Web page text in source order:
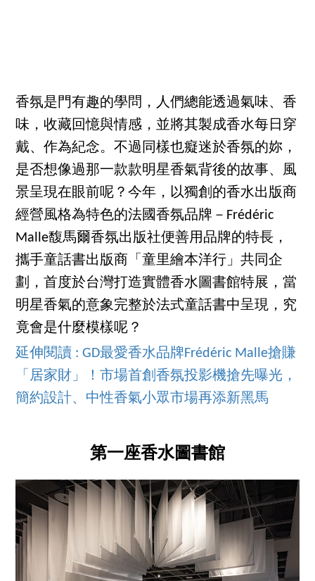
香氛是門有趣的學問，人們總能透過氣味、香
味，收藏回憶與情感，並將其製成香水每日穿
戴、作為紀念。不過同樣也癡迷於香氛的妳，
是否想像過那一款款明星香氣背後的故事、風
景呈現在眼前呢？今年，以獨創的香水出版商
經營風格為特色的法國香氛品牌－Frédéric
Malle馥馬爾香氛出版社便善用品牌的特長，
攜手童話書出版商「童里繪本洋行」共同企
劃，首度於台灣打造實體香水圖書館特展，當
明星香氣的意象完整於法式童話書中呈現，究
竟會是什麼模樣呢？
延伸閱讀 : GD最愛香水品牌Frédéric Malle搶賺
「居家財」！市場首創香氛投影機搶先曝光，
簡約設計、中性香氣小眾市場再添新黑馬
第一座香水圖書館